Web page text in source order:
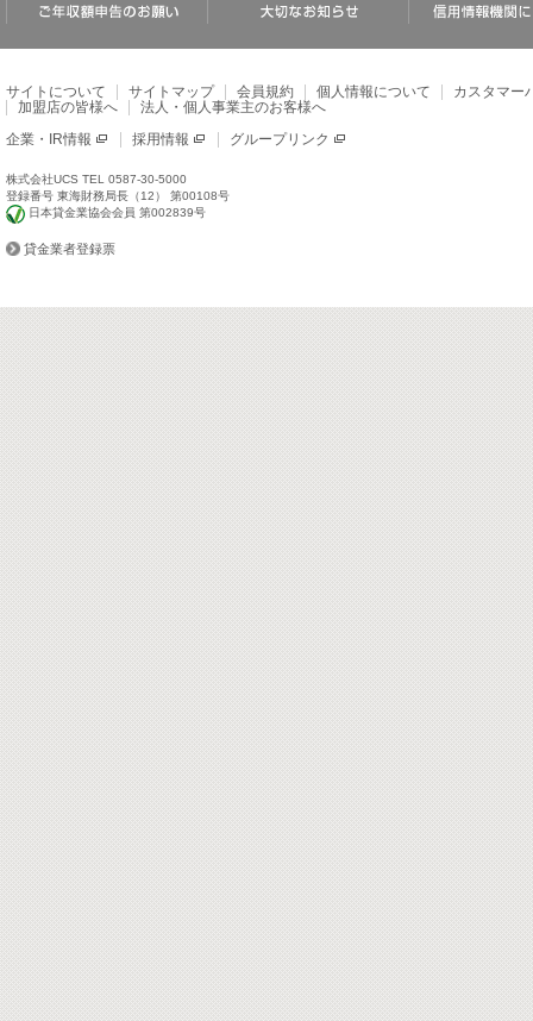
サイトについて サイトマップ 会員規約 個人情報について
カスタマー
加盟店の皆様へ
法人・個人事業主のお客様へ
企業・IR情報 採用情報 グループリンク
株式会社UCS TEL 0587-30-5000
登録番号 東海財務局長（12） 第00108号
日本貸金業協会会員 第002839号
貸金業者登録票